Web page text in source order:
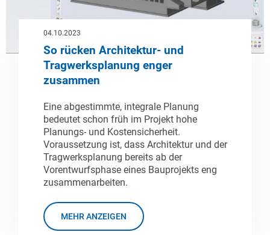
04.10.2023
So rücken Architektur- und
Tragwerksplanung enger
zusammen
Eine abgestimmte, integrale Planung
bedeutet schon früh im Projekt hohe
Planungs- und Kostensicherheit.
Voraussetzung ist, dass Architektur und der
Tragwerksplanung bereits ab der
Vorentwurfsphase eines Bauprojekts eng
zusammenarbeiten.
MEHR ANZEIGEN